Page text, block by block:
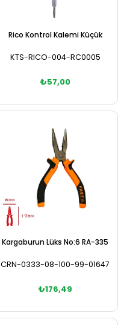
Rico Kontrol Kalemi Küçük
KTS-RICO-004-RC0005
₺57,00
Kargaburun Lüks No:6 RA-335
CRN-0333-08-100-99-01647
₺176,49